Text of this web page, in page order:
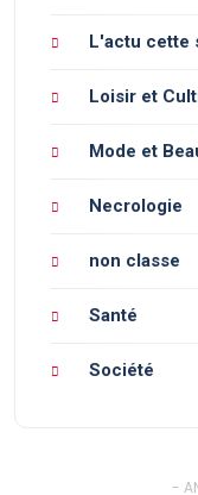
L'actu cette
Loisir et
Mode et
Necrologie
non classe
Santé
Société
-